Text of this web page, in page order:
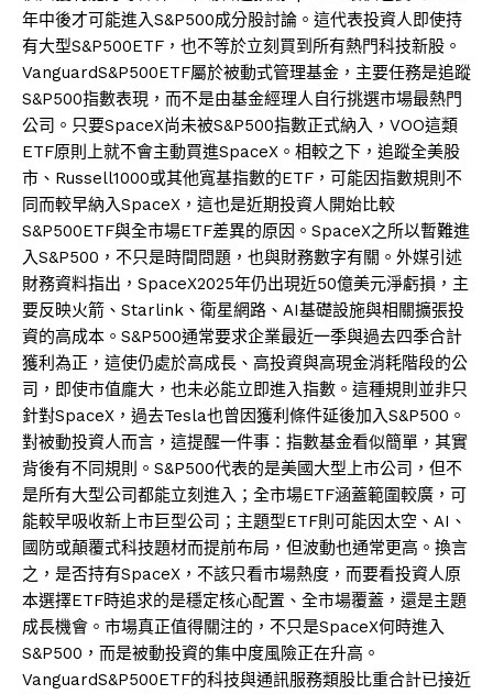
年中後才可能進入S&P500成分股討論。這代表投資人即使持
有大型S&P500ETF，也不等於立刻買到所有熱門科技新股。
VanguardS&P500ETF屬於被動式管理基金，主要任務是追蹤
S&P500指數表現，而不是由基金經理人自行挑選市場最熱門
公司。只要SpaceX尚未被S&P500指數正式納入，VOO這類
ETF原則上就不會主動買進SpaceX。相較之下，追蹤全美股
市、Russell1000或其他寬基指數的ETF，可能因指數規則不
同而較早納入SpaceX，這也是近期投資人開始比較
S&P500ETF與全市場ETF差異的原因。SpaceX之所以暫難進
入S&P500，不只是時間問題，也與財務數字有關。外媒引述
財務資料指出，SpaceX2025年仍出現近50億美元淨虧損，主
要反映火箭、Starlink、衛星網路、AI基礎設施與相關擴張投
資的高成本。S&P500通常要求企業最近一季與過去四季合計
獲利為正，這使仍處於高成長、高投資與高現金消耗階段的公
司，即使市值龐大，也未必能立即進入指數。這種規則並非只
針對SpaceX，過去Tesla也曾因獲利條件延後加入S&P500。
對被動投資人而言，這提醒一件事：指數基金看似簡單，其實
背後有不同規則。S&P500代表的是美國大型上市公司，但不
是所有大型公司都能立刻進入；全市場ETF涵蓋範圍較廣，可
能較早吸收新上市巨型公司；主題型ETF則可能因太空、AI、
國防或顛覆式科技題材而提前布局，但波動也通常更高。換言
之，是否持有SpaceX，不該只看市場熱度，而要看投資人原
本選擇ETF時追求的是穩定核心配置、全市場覆蓋，還是主題
成長機會。市場真正值得關注的，不只是SpaceX何時進入
S&P500，而是被動投資的集中度風險正在升高。
VanguardS&P500ETF的科技與通訊服務類股比重合計已接近